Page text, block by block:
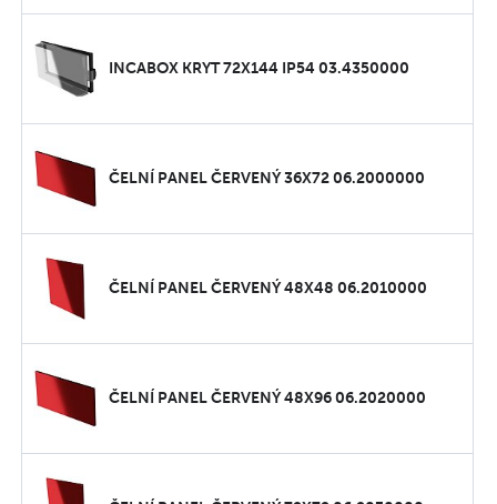
INCABOX KRYT 72X144 IP54 03.4350000
ČELNÍ PANEL ČERVENÝ 36X72 06.2000000
ČELNÍ PANEL ČERVENÝ 48X48 06.2010000
ČELNÍ PANEL ČERVENÝ 48X96 06.2020000